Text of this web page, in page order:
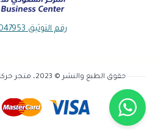
رقم التوثيق 0000047953
حقوق الطبع والنشر © 2023، متجر حركات صح، الحقوق محفوظة